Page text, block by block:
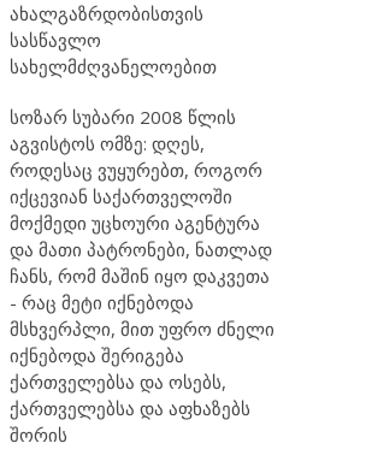
ახალგაზრდობისთვის
სასწავლო
სახელმძღვანელოებით
სოზარ სუბარი 2008 წლის
აგვისტოს ომზე: დღეს,
როდესაც ვუყურებთ, როგორ
იქცევიან საქართველოში
მოქმედი უცხოური აგენტურა
და მათი პატრონები, ნათლად
ჩანს, რომ მაშინ იყო დაკვეთა
- რაც მეტი იქნებოდა
მსხვერპლი, მით უფრო ძნელი
იქნებოდა შერიგება
ქართველებსა და ოსებს,
ქართველებსა და აფხაზებს
შორის